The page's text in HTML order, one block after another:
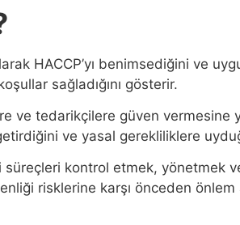
HACCP’yı benimsediğini ve
sağladığını gösterir.
tedarikçilere güven vermesine
ve yasal gerekliliklere
süreçleri kontrol etmek, yönetmek
risklerine karşı önceden